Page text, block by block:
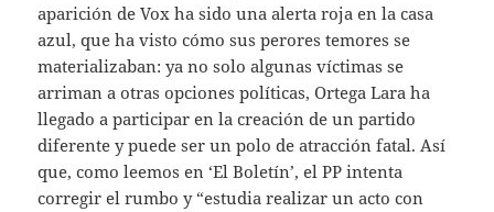
aparición de Vox ha sido una alerta roja en la casa
azul, que ha visto cómo sus perores temores se
materializaban: ya no solo algunas víctimas se
arriman a otras opciones políticas, Ortega Lara ha
llegado a participar en la creación de un partido
diferente y puede ser un polo de atracción fatal. Así
que, como leemos en ‘El Boletín’, el PP intenta
corregir el rumbo y “estudia realizar un acto con